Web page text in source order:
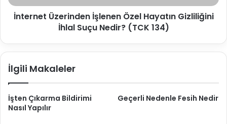
Nedir?
(TCK
İnternet Üzerinden İşlenen Özel Hayatın Gizliliğini
İhlal Suçu Nedir? (TCK 134)
İlgili Makaleler
İşten Çıkarma Bildirimi
Nasıl Yapılır
Geçerli Nedenle Fesih Nedir